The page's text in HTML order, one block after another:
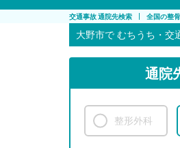
交通事故 通院先検索 全国の整
大野市で むちうち・交
通院
整形外科